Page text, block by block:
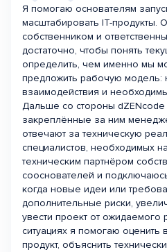
Я помогаю основателям
масштабировать IT-продукты.
собственником и
достаточно, чтобы понять
определить, чем именно мы
предложить рабочую модель:
взаимодействия и
Дальше со стороны dZENcode
закреплённые за ним
отвечают за техническую
специалистов, необходимых
техническим партнёром
сооснователей и
когда новые идеи или
дополнительные риски,
увести проект от ожидаемого
ситуациях я помогаю
продукт, объяснить